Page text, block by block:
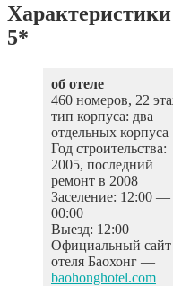
5*
об отеле
460 номеров, 22
тип корпуса: два
отдельных корпуса
Год строительства:
2005, последний
ремонт в 2008
Заселение: 12:00 —
00:00
Выезд: 12:00
Официальный сайт
отеля Баохонг —
baohonghotel.com